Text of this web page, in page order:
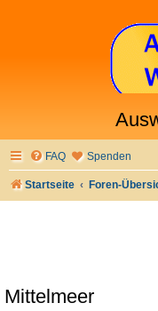
FAQ Spenden
Startseite Foren-
Mittelmeer